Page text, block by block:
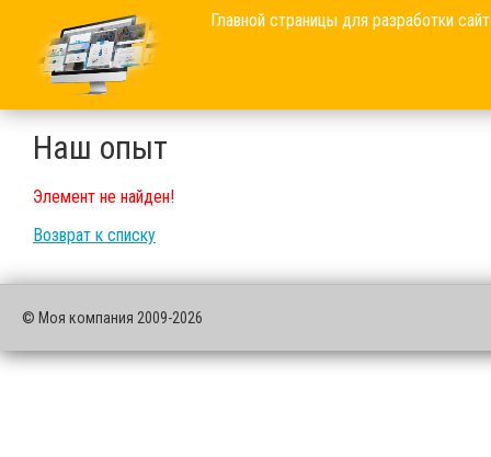
Главной страницы для разработки
Наш опыт
Элемент не найден!
Возврат к списку
© Моя компания 2009-2026